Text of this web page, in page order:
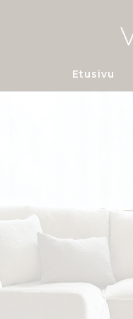
Etusivu